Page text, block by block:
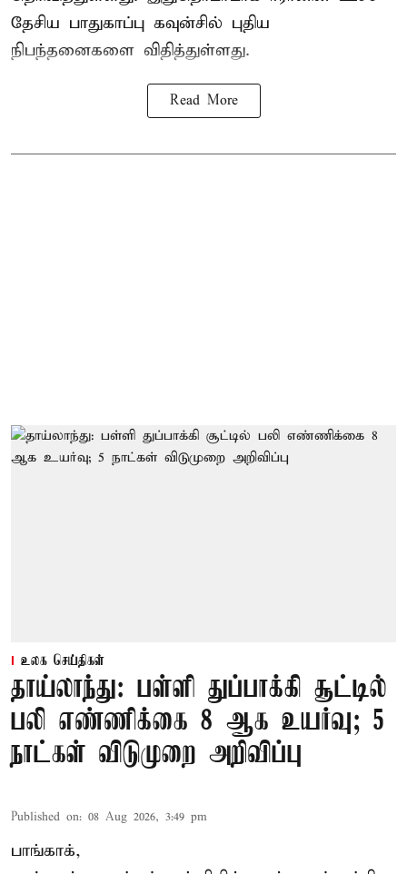
தேசிய பாதுகாப்பு கவுன்சில் புதிய
நிபந்தனைகளை விதித்துள்ளது.
Read More
உலக செய்திகள்
தாய்லாந்து: பள்ளி துப்பாக்கி சூட்டில்
பலி எண்ணிக்கை 8 ஆக உயர்வு; 5
நாட்கள் விடுமுறை அறிவிப்பு
Published on: 08 Aug 2026, 3:49 pm
பாங்காக்,